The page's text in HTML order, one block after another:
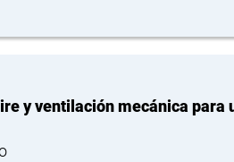
y ventilación mecánica para